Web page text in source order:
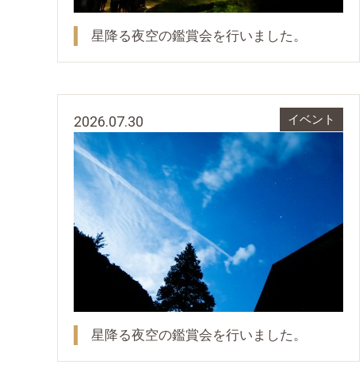
星降る夜空の鑑賞会を行いました。
2026.07.30 イベント
星降る夜空の鑑賞会を行いました。